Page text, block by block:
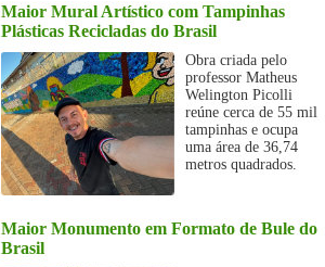
Maior Mural Artístico com Tampinhas
Plásticas Recicladas do Brasil
Obra criada pelo
professor Matheus
Welington Picolli
reúne cerca de 55 mil
tampinhas e ocupa
uma área de 36,74
metros quadrados.
Maior Monumento em Formato de Bule do
Brasil